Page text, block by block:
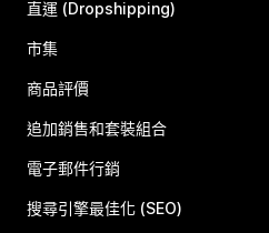
直運 (Dropshipping)
市集
商品評價
追加銷售和套裝組合
電子郵件行銷
搜尋引擎最佳化 (SEO)